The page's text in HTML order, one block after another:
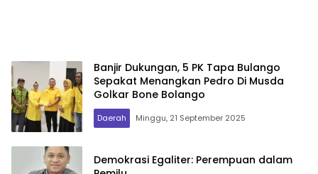
Banjir Dukungan, 5 PK Tapa Bulango
Sepakat Menangkan Pedro Di Musda
Golkar Bone Bolango
Daerah Minggu, 21 September 2025
Demokrasi Egaliter: Perempuan dalam